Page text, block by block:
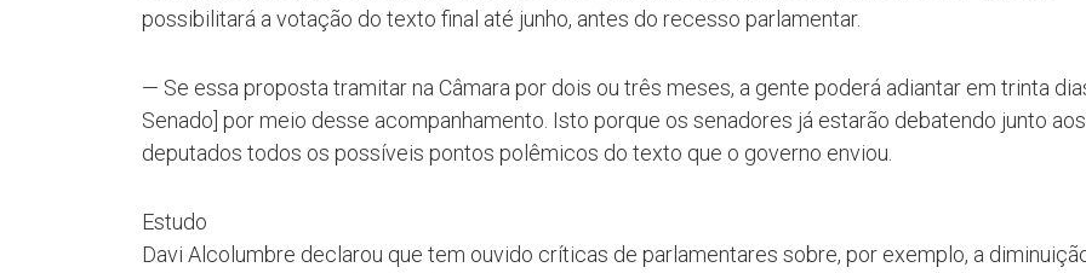
possibilitará a votação do texto final até junho, antes do recesso parlamentar.
— Se essa proposta tramitar na Câmara por dois ou três meses, a gente poderá adiantar em trinta
Senado] por meio desse acompanhamento. Isto porque os senadores já estarão debatendo junto aos
deputados todos os possíveis pontos polêmicos do texto que o governo enviou.
Estudo
Davi Alcolumbre declarou que tem ouvido críticas de parlamentares sobre, por exemplo, a